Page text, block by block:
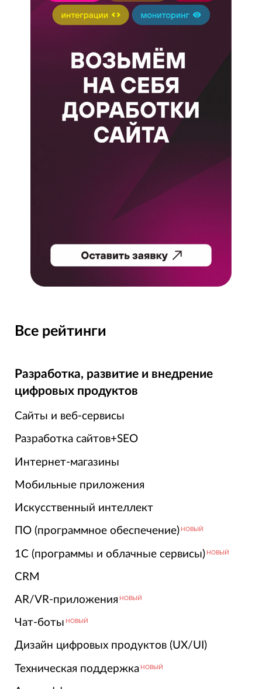
Все рейтинги
Разработка, развитие и внедрение
цифровых продуктов
Сайты и веб-сервисы
Разработка сайтов+SEO
Интернет-магазины
Мобильные приложения
Искусственный интеллект
ПО (программное обеспечение) НОВЫЙ
1С (программы и облачные сервисы) НОВЫЙ
CRM
AR/VR-приложения НОВЫЙ
Чат-боты НОВЫЙ
Дизайн цифровых продуктов (UX/UI)
Техническая поддержка НОВЫЙ